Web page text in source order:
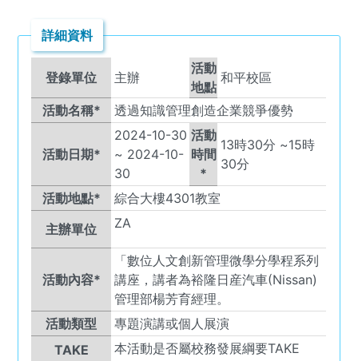
詳細資料
登錄單位 主辦
活動
地點
和平校區
活動名稱* 透過知識管理創造企業競爭優勢
活動日期*
2024-10-30
~ 2024-10-
30
活動
時間
*
13時30 分 ~15時
30分
活動地點*
綜合大樓4301教室
主辦單位
ZA
活動內容*
「數位人文創新管理微學分學程系列
講座，講者為裕隆日産汽車(Nissan)
管理部楊芳育經理。
活動類型
專題演講或個人展演
TAKE
本活動是否屬校務發展綱要TAKE